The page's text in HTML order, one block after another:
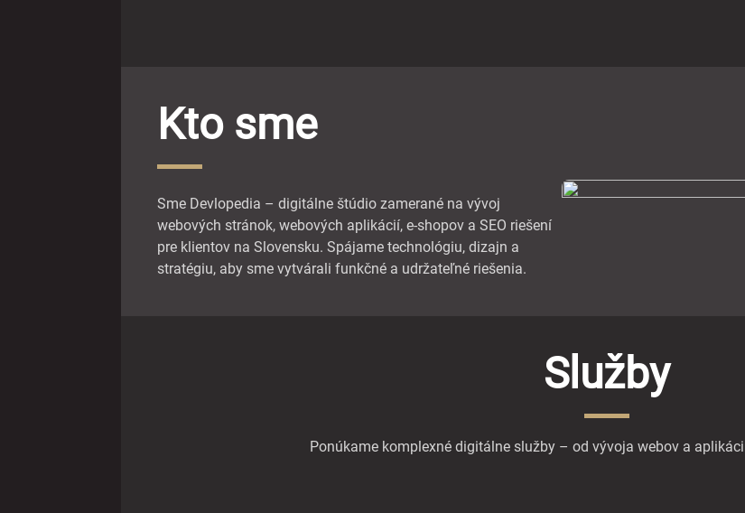
Kto sme
Sme Devlopedia – digitálne štúdio zamerané na vývoj
webových stránok, webových aplikácií, e-shopov a SEO riešení
pre klientov na Slovensku. Spájame technológiu, dizajn a
stratégiu, aby sme vytvárali funkčné a udržateľné riešenia.
Služby
Ponúkame komplexné digitálne služby – od vývoja webov a